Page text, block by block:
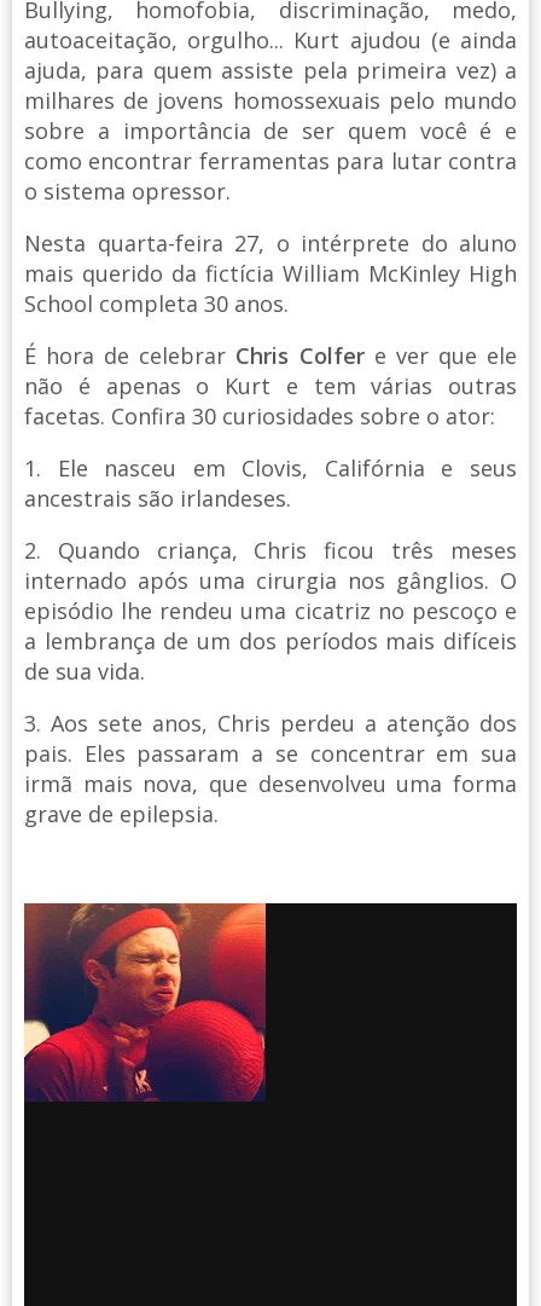
Bullying, homofobia, discriminação, medo,
autoaceitação, orgulho... Kurt ajudou (e ainda
ajuda, para quem assiste pela primeira vez) a
milhares de jovens homossexuais pelo mundo
sobre a importância de ser quem você é e
como encontrar ferramentas para lutar contra
o sistema opressor.
Nesta quarta-feira 27, o intérprete do aluno
mais querido da fictícia William McKinley High
School completa 30 anos.
É hora de celebrar Chris Colfere ver que ele
não é apenas o Kurt e tem várias outras
facetas. Confira 30 curiosidades sobre o ator:
1. Ele nasceu em Clovis, Califórnia e seus
ancestrais são irlandeses.
2. Quando criança, Chris ficou três meses
internado após uma cirurgia nos gânglios. O
episódio lhe rendeu uma cicatriz no pescoço e
a lembrança de um dos períodos mais difíceis
de sua vida.
3. Aos sete anos, Chris perdeu a atenção dos
pais. Eles passaram a se concentrar em sua
irmã mais nova, que desenvolveu uma forma
grave de epilepsia.